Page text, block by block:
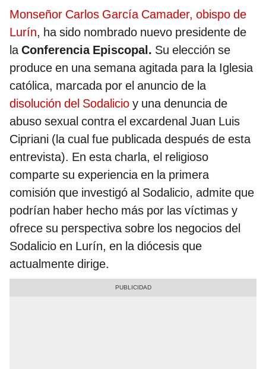
Monseñor Carlos García Camader, obispo de
Lurín, ha sido nombrado nuevo presidente de
laConferencia Episcopal. Su elección se
produce en una semana agitada para la Iglesia
católica, marcada por el anuncio de la
disolución del Sodalicio y una denuncia de
abuso sexual contra el excardenal Juan Luis
Cipriani (la cual fue publicada después de esta
entrevista). En esta charla, el religioso
comparte su experiencia en la primera
comisión que investigó al Sodalicio, admite que
podrían haber hecho más por las víctimas y
ofrece su perspectiva sobre los negocios del
Sodalicio en Lurín, en la diócesis que
actualmente dirige.